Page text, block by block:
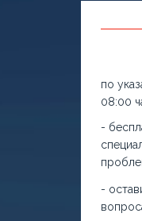
по
08:00
-
-